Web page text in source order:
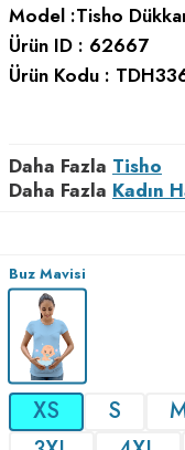
Model :Tisho
Ürün ID : 62667
Ürün Kodu :
Daha Fazla Tisho
Daha Fazla Kadın
Buz Mavisi
XS S